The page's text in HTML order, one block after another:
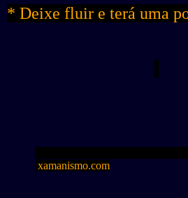
* Deixe fluir e terá uma
xamanismo.com